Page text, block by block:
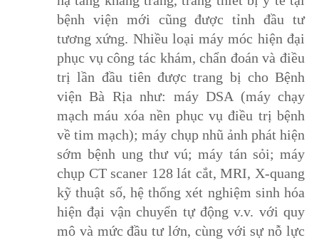
bệnh viện mới cũng được tỉnh đầu tư
tương xứng. Nhiều loại máy móc hiện đại
phục vụ công tác khám, chẩn đoán và điều
trị lần đầu tiên được trang bị cho Bệnh
viện Bà Rịa như: máy DSA (máy chạy
mạch máu xóa nền phục vụ điều trị bệnh
về tim mạch); máy chụp nhũ ảnh phát hiện
sớm bệnh ung thư vú; máy tán sỏi; máy
chụp CT scaner 128 lát cắt, MRI, X-quang
kỹ thuật số, hệ thống xét nghiệm sinh hóa
hiện đại vận chuyển tự động v.v. với quy
mô và mức đầu tư lớn, cùng với sự nỗ lực